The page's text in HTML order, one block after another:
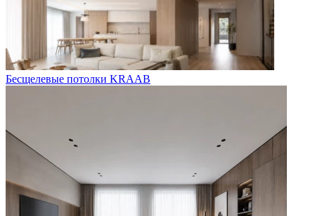
Бесщелевые потолки KRAAB